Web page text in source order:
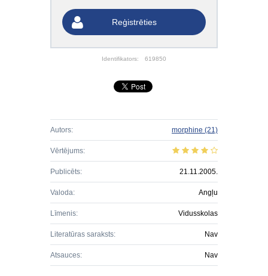
Reģistrēties
Identifikators: 619850
Autors: morphine (21)
Vērtējums:
Publicēts: 21.11.2005.
Valoda: Angļu
Līmenis: Vidusskolas
Literatūras saraksts: Nav
Atsauces: Nav